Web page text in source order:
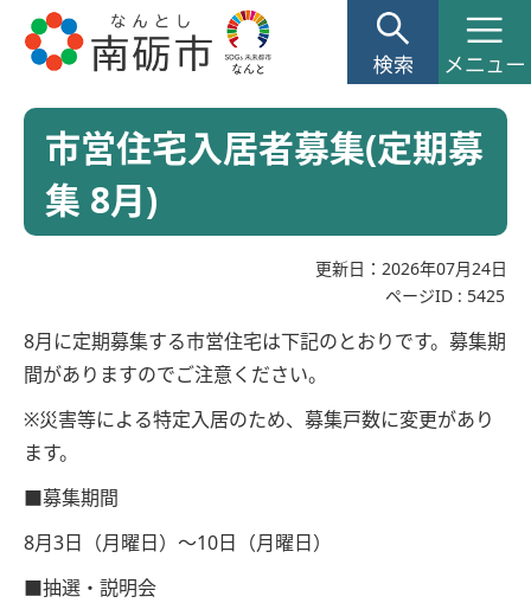
市営住宅入居者募集(定期募
集 8月)
更新日：2026年07月24日
ページID : 5425
8月に定期募集する市営住宅は下記のとおりです。募集期
間がありますのでご注意ください。
※災害等による特定入居のため、募集戸数に変更があり
ます。
■募集期間
8月3日（月曜日）～10日（月曜日）
■抽選・説明会